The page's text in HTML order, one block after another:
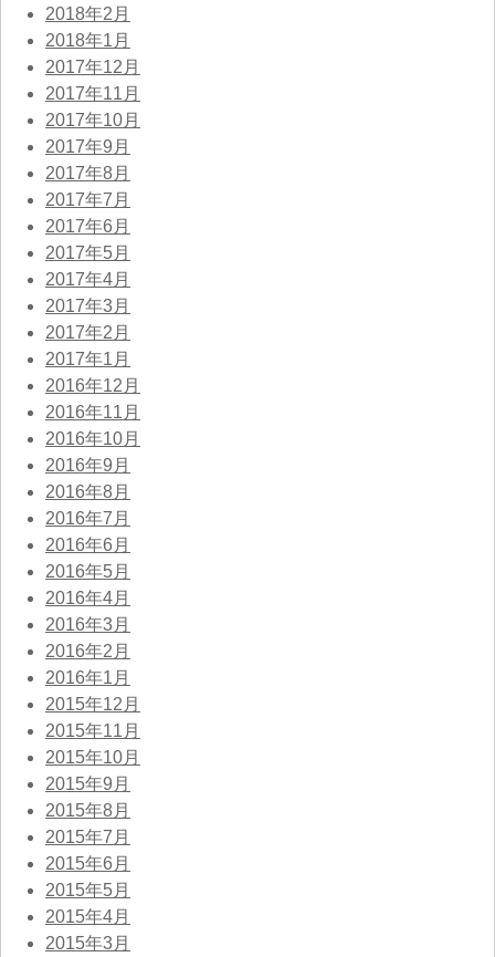
2018年2月
2018年1月
2017年12月
2017年11月
2017年10月
2017年9月
2017年8月
2017年7月
2017年6月
2017年5月
2017年4月
2017年3月
2017年2月
2017年1月
2016年12月
2016年11月
2016年10月
2016年9月
2016年8月
2016年7月
2016年6月
2016年5月
2016年4月
2016年3月
2016年2月
2016年1月
2015年12月
2015年11月
2015年10月
2015年9月
2015年8月
2015年7月
2015年6月
2015年5月
2015年4月
2015年3月